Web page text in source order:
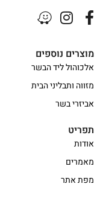
מוצרים נוספים
אלכוהול ליד הבשר
מזווה ותבליני הבית
אביזרי בשר
תפריט
אודות
מאמרים
מפת אתר